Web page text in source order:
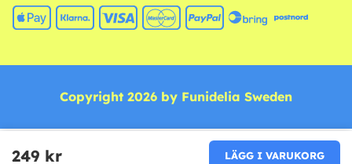
249 kr LÄGG I VARUKORG
Copyright 2026 by Funidelia Sweden